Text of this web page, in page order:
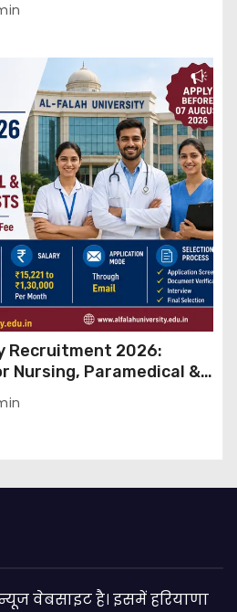
Recruitment 2026:
Nursing, Paramedical &
Apply Through Email
वेबसाइट है। इसमें हरियाणा